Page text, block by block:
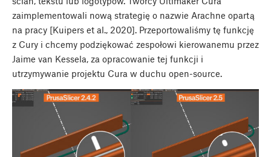
zaimplementowali nową strategię o nazwie Arachne opartą
na pracy [Kuipers et al., 2020]. Przeportowaliśmy tę funkcję
z Cury i chcemy podziękować zespołowi kierowanemu przez
Jaime van Kessela, za opracowanie tej funkcji i
utrzymywanie projektu Cura w duchu open-source.